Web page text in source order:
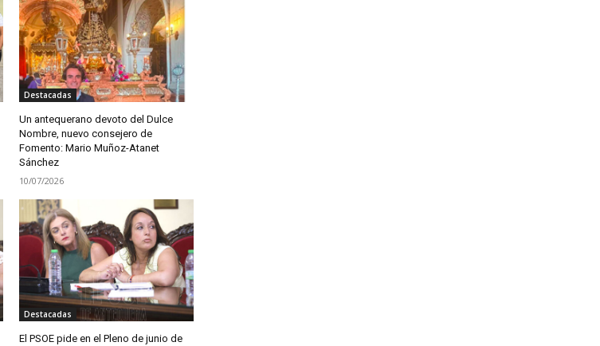
Destacadas
Un antequerano devoto del Dulce
Nombre, nuevo consejero de
Fomento: Mario Muñoz-Atanet
Sánchez
10/07/2026
Destacadas
El PSOE pide en el Pleno de junio de